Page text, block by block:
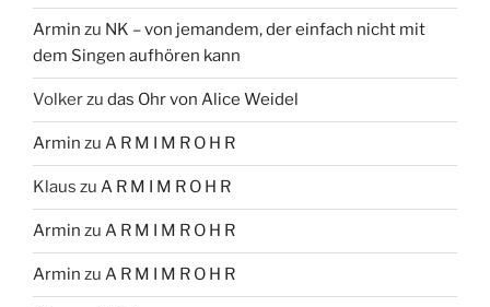
Armin zu NK – von jemandem, der einfach nicht mit
dem Singen aufhören kann
Volkerzu das Ohr von Alice Weidel
Armin zu A R M I M R O H R
Klaus zu A R M I M R O H R
Armin zu A R M I M R O H R
Armin zu A R M I M R O H R